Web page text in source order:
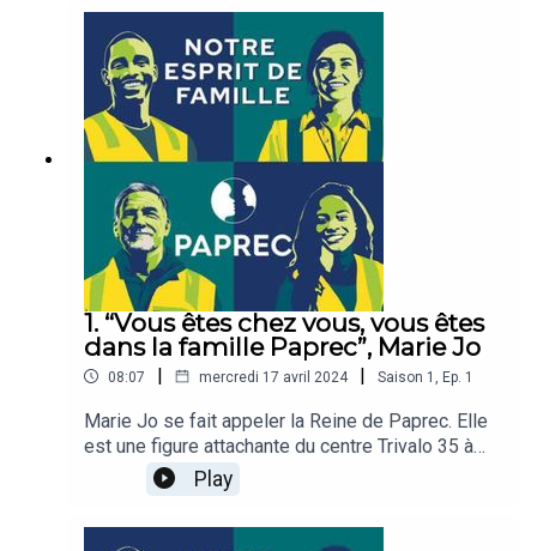
1. “Vous êtes chez vous, vous êtes
dans la famille Paprec”, Marie Jo
08:07 | mercredi 17 avril 2024 | Saison 1 Ep. 1
Marie Jo se fait appeler la Reine de Paprec. Elle
est une figure attachante du centre Trivalo 35 à
Rennes. Ses rires et sa voix qui porte, son
charisme naturel et son caractère soutenant font
nouveaux arrivants, anime les discussions sur les
Play